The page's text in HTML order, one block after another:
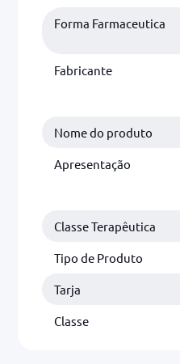
Forma Farmaceutica
Fabricante
Nome do produto
Apresentação
Classe Terapêutica
Tipo de Produto
Tarja
Classe